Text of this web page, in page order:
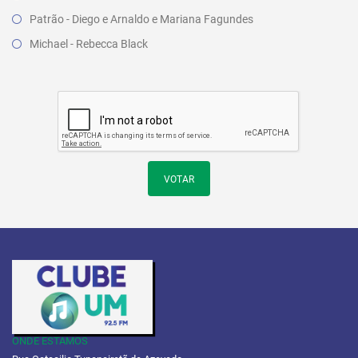
Patrão - Diego e Arnaldo e Mariana Fagundes
Michael - Rebecca Black
VOTAR
ONDE ESTAMOS